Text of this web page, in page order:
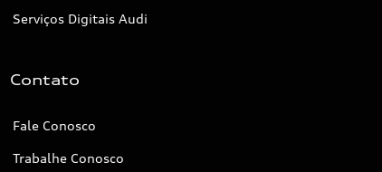
Serviços Digitais Audi
Contato
Fale Conosco
Trabalhe Conosco